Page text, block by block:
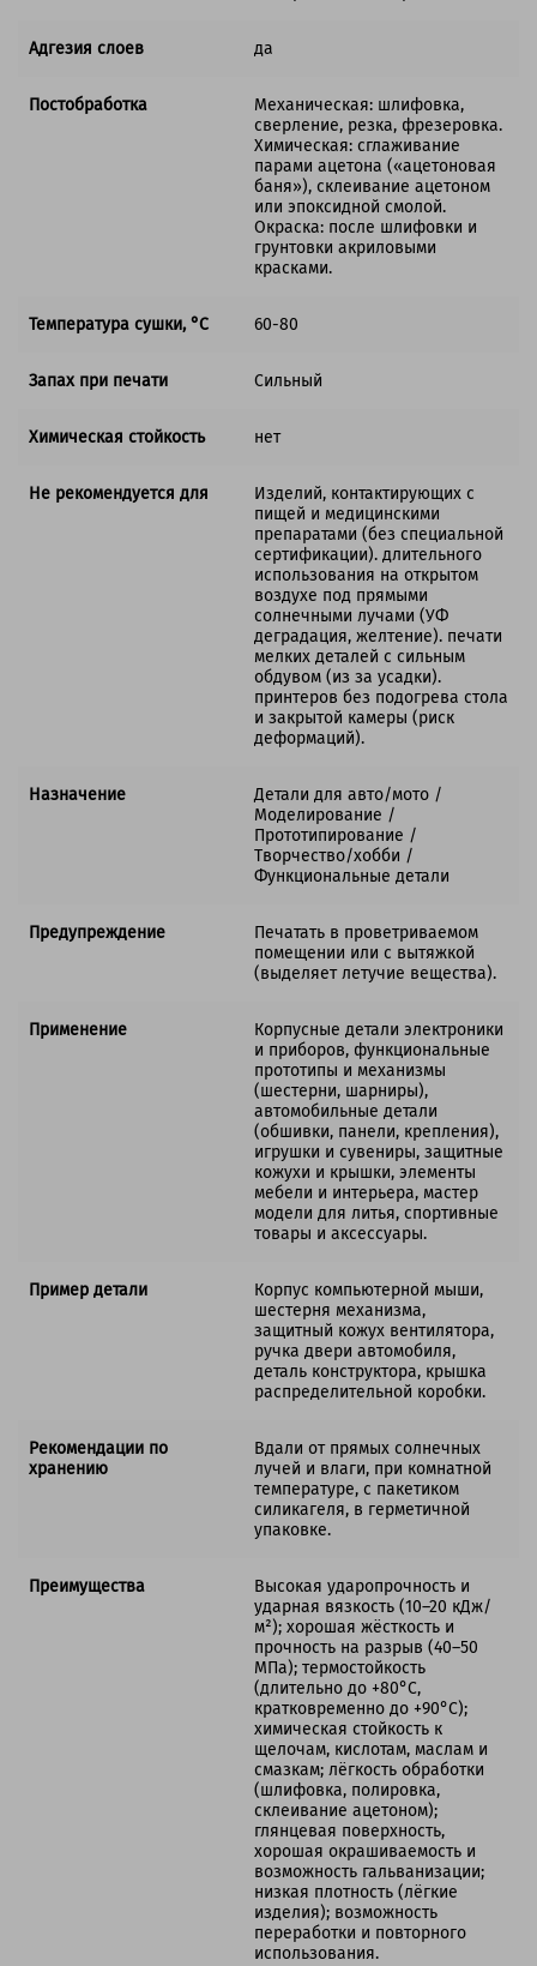
Адгезия слоев да
Постобработка
Механическая: шлифовка,
сверление, резка, фрезеровка.
Химическая: сглаживание
парами ацетона («ацетоновая
баня»), склеивание ацетоном
или эпоксидной смолой.
Окраска: после шлифовки и
грунтовки акриловыми
красками.
Температура сушки, °C 60-80
Запах при печати Сильный
Химическая стойкость нет
Не рекомендуется для
Изделий, контактирующих с
пищей и медицинскими
препаратами (без специальной
сертификации). длительного
использования на открытом
воздухе под прямыми
солнечными лучами (УФ
деградация, желтение). печати
мелких деталей с сильным
обдувом (из за усадки).
принтеров без подогрева стола
и закрытой камеры (риск
деформаций).
Назначение
Детали для авто/мото /
Моделирование /
Прототипирование /
Творчество/хобби /
Функциональные детали
Предупреждение
Печатать в проветриваемом
помещении или с вытяжкой
(выделяет летучие вещества).
Применение
Корпусные детали электроники
и приборов, функциональные
прототипы и механизмы
(шестерни, шарниры),
автомобильные детали
(обшивки, панели, крепления),
игрушки и сувениры, защитные
кожухи и крышки, элементы
мебели и интерьера, мастер
модели для литья, спортивные
товары и аксессуары.
Пример детали
Корпус компьютерной мыши,
шестерня механизма,
защитный кожух вентилятора,
ручка двери автомобиля,
деталь конструктора, крышка
распределительной коробки.
Рекомендации по
хранению
Вдали от прямых солнечных
лучей и влаги, при комнатной
температуре, с пакетиком
силикагеля, в герметичной
упаковке.
Преимущества
Высокая ударопрочность и
ударная вязкость (10–20 кДж/
м²); хорошая жёсткость и
прочность на разрыв (40–50
МПа); термостойкость
(длительно до +80°C,
кратковременно до +90°C);
химическая стойкость к
щелочам, кислотам, маслам и
смазкам; лёгкость обработки
(шлифовка, полировка,
склеивание ацетоном);
глянцевая поверхность,
хорошая окрашиваемость и
возможность гальванизации;
низкая плотность (лёгкие
изделия); возможность
переработки и повторного
использования.